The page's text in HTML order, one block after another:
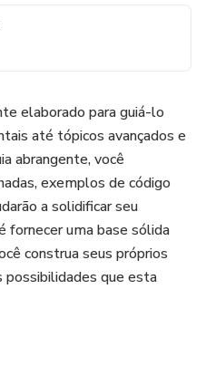
elaborado para guiá-lo
até tópicos avançados e
abrangente, você
exemplos de código
a solidificar seu
fornecer uma base sólida
construa seus próprios
que esta